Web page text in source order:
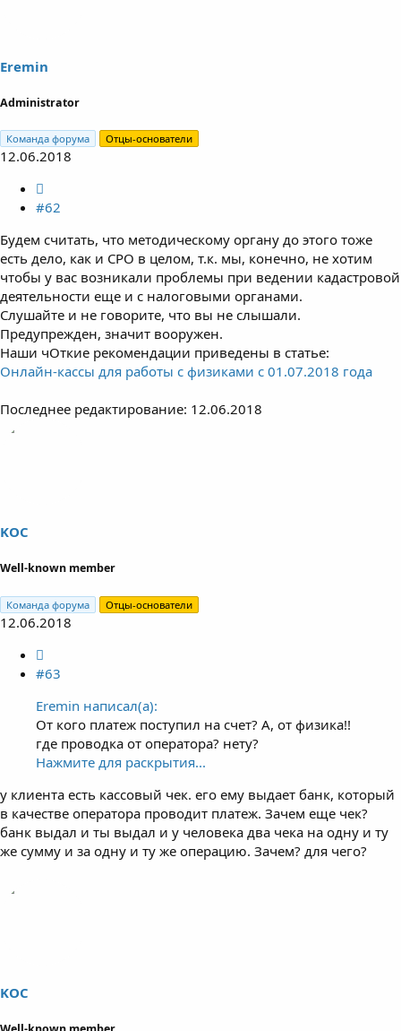
Eremin
Administrator
Команда форума Отцы-основатели
12.06.2018
#62
Будем считать, что методическому органу до этого тоже
есть дело, как и СРО в целом, т.к. мы, конечно, не хотим
чтобы у вас возникали проблемы при ведении кадастровой
деятельности еще и с налоговыми органами.
Слушайте и не говорите, что вы не слышали.
Предупрежден, значит вооружен.
Наши чОткие рекомендации приведены в статье:
Онлайн-кассы для работы с физиками с 01.07.2018 года
Последнее редактирование: 12.06.2018
KOC
Well-known member
Команда форума Отцы-основатели
12.06.2018
#63
Eremin написал(а):
От кого платеж поступил на счет? А, от физика!!
где проводка от оператора? нету?
Нажмите для раскрытия...
у клиента есть кассовый чек. его ему выдает банк, который
в качестве оператора проводит платеж. Зачем еще чек?
банк выдал и ты выдал и у человека два чека на одну и ту
же сумму и за одну и ту же операцию. Зачем? для чего?
KOC